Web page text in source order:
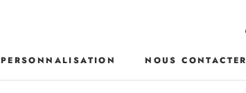
PERSONNALISATION
NOUS CONTACTER